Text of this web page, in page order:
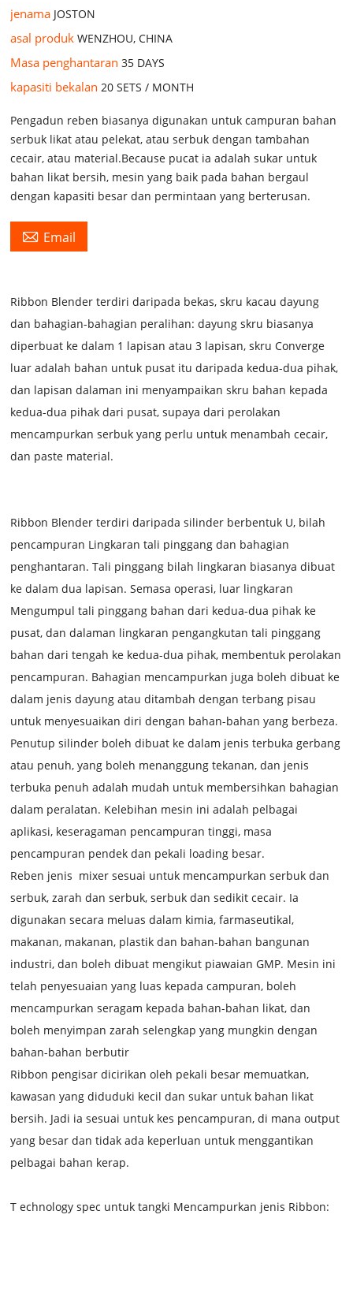
jenama JOSTON
asal produkWENZHOU, CHINA
Masa penghantaran35 DAYS
kapasiti bekalan 20 SETS / MONTH
Pengadun reben biasanya digunakan untuk campuran bahan
serbuk likat atau pelekat, atau serbuk dengan tambahan
cecair, atau material.Because pucat ia adalah sukar untuk
bahan likat bersih, mesin yang baik pada bahan bergaul
dengan kapasiti besar dan permintaan yang berterusan.
 Email
Ribbon Blender terdiri daripada bekas, skru kacau dayung
dan bahagian-bahagian peralihan: dayung skru biasanya
diperbuat ke dalam 1 lapisan atau 3 lapisan, skru Converge
luar adalah bahan untuk pusat itu daripada kedua-dua pihak,
dan lapisan dalaman ini menyampaikan skru bahan kepada
kedua-dua pihak dari pusat, supaya dari perolakan
mencampurkan serbuk yang perlu untuk menambah cecair,
dan paste material.
Ribbon Blenderterdiri daripada silinder berbentuk U, bilah
pencampuran Lingkaran tali pinggang dan bahagian
penghantaran. Tali pinggang bilah lingkaran biasanya dibuat
ke dalam dua lapisan. Semasa operasi, luar lingkaran
Mengumpul tali pinggang bahan dari kedua-dua pihak ke
pusat, dan dalaman lingkaran pengangkutan tali pinggang
bahan dari tengah ke kedua-dua pihak, membentuk perolakan
pencampuran. Bahagian mencampurkan juga boleh dibuat ke
dalam jenis dayung atau ditambah dengan terbang pisau
untuk menyesuaikan diri dengan bahan-bahan yang berbeza.
Penutup silinder boleh dibuat ke dalam jenis terbuka gerbang
atau penuh, yang boleh menanggung tekanan, dan jenis
terbuka penuh adalah mudah untuk membersihkan bahagian
dalam peralatan. Kelebihan mesin ini adalah pelbagai
aplikasi, keseragaman pencampuran tinggi, masa
pencampuran pendek dan pekali loading besar.
Reben jenis mixer sesuai untuk mencampurkan serbuk dan
serbuk, zarah dan serbuk, serbuk dan sedikit cecair. Ia
digunakan secara meluas dalam kimia, farmaseutikal,
makanan, makanan, plastik dan bahan-bahan bangunan
industri, dan boleh dibuat mengikut piawaian GMP. Mesin ini
telah penyesuaian yang luas kepada campuran, boleh
mencampurkan seragam kepada bahan-bahan likat, dan
boleh menyimpan zarah selengkap yang mungkin dengan
bahan-bahan berbutir
Ribbon pengisar dicirikan oleh pekali besar memuatkan,
kawasan yang diduduki kecil dan sukar untuk bahan likat
bersih. Jadi ia sesuai untuk kes pencampuran, di mana output
yang besar dan tidak ada keperluan untuk menggantikan
pelbagai bahan kerap.
Technology spec untuk tangki Mencampurkan jenis Ribbon: